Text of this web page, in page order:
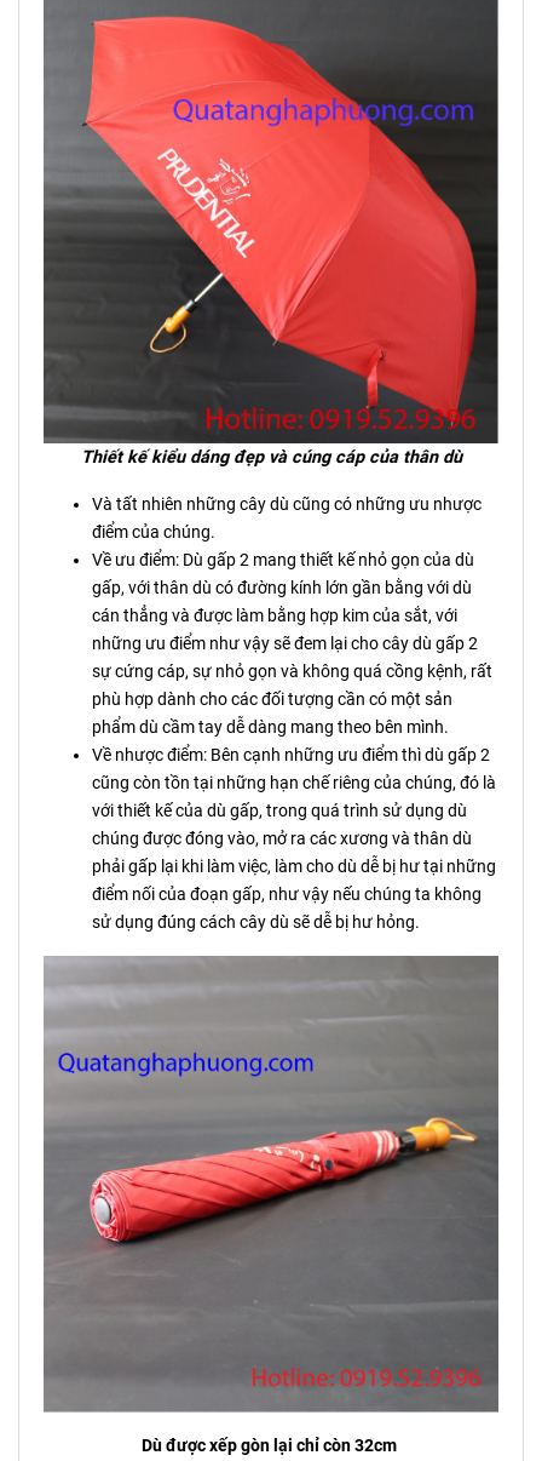
Thiết kế kiểu dáng đẹp và cúng cáp của thân dù
Và tất nhiên những cây dù cũng có những ưu nhược
điểm của chúng.
Về ưu điểm: Dù gấp 2 mang thiết kế nhỏ gọn của dù
gấp, với thân dù có đường kính lớn gần bằng với dù
cán thẳng và được làm bằng hợp kim của sắt, với
những ưu điểm như vậy sẽ đem lại cho cây dù gấp 2
sự cứng cáp, sự nhỏ gọn và không quá cồng kệnh, rất
phù hợp dành cho các đối tượng cần có một sản
phẩm dù cầm tay dễ dàng mang theo bên mình.
Về nhược điểm: Bên cạnh những ưu điểm thì dù gấp 2
cũng còn tồn tại những hạn chế riêng của chúng, đó là
với thiết kế của dù gấp, trong quá trình sử dụng dù
chúng được đóng vào, mở ra các xương và thân dù
phải gấp lại khi làm việc, làm cho dù dễ bị hư tại những
điểm nối của đoạn gấp, như vậy nếu chúng ta không
sử dụng đúng cách cây dù sẽ dễ bị hư hỏng.
Dù được xếp gòn lại chỉ còn 32cm